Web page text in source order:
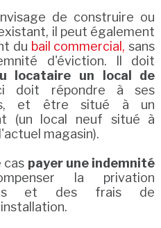
de construire ou
il peut également
du bail commercial, sans
d'éviction. Il doit
locataire un local de
doit répondre à ses
et être situé à un
(un local neuf situé à
magasin).
cas payer une indemnité
la privation
et des frais de